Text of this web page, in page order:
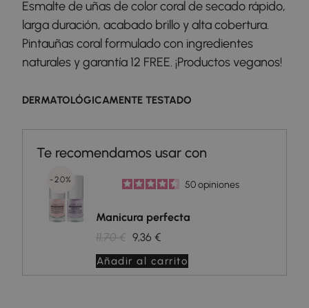
Esmalte de uñas de color coral de secado rápido,
larga duración, acabado brillo y alta cobertura.
Pintauñas coral formulado con ingredientes
naturales y garantía 12 FREE. ¡Productos veganos!
DERMATOLÓGICAMENTE TESTADO
50opiniones
Manicura perfecta
11,70 € 9,36 €
-20%
Añadir al carrito